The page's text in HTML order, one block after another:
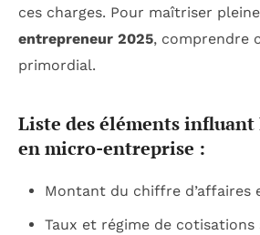
ces charges. Pour maîtriser
entrepreneur 2025, comprendre
primordial.
Liste des éléments
en micro-entreprise :
Montant du chiffre d’affaires
Taux et régime de